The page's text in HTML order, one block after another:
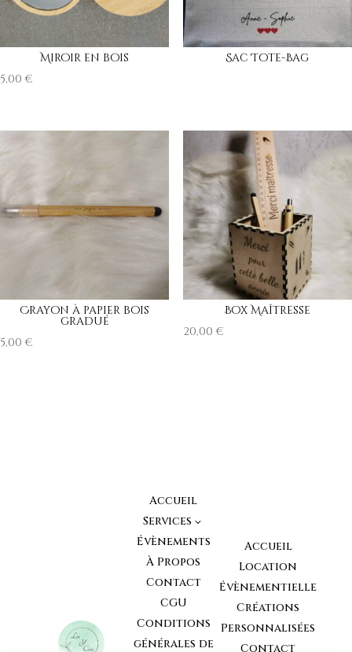
Miroir en bois
5,00€
Sac Tote-Bag
Crayon à papier bois
gradué
5,00€
Box Maîtresse
20,00€
Accueil
Services 3
Évènements
À Propos
Contact
CGU
Conditions
générales de
Accueil
Location
Évènementielle
Créations
Personnalisées
Contact